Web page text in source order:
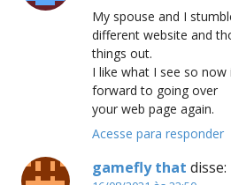
My spouse and I
different website and
things out.
I like what I see so
forward to going over
your web page again.
Acesse para responder
gamefly that disse: